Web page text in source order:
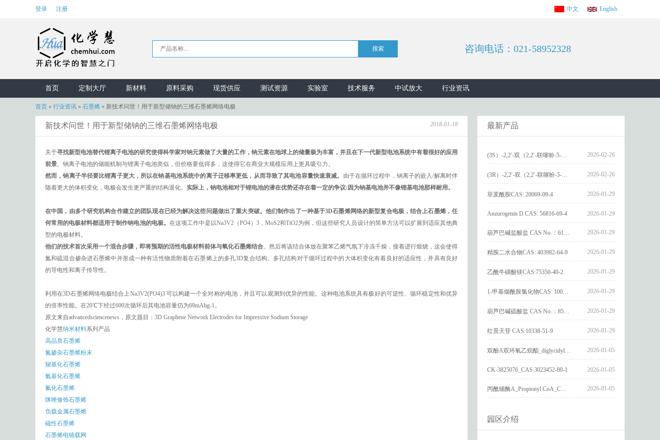
登录 注册 中文 English
咨询电话：021-58952328
首页 定制大厅 新材料 原料采购 现货供应 测试资源 实验室 技术服务 中试放大 行业资讯
首页 » 行业资讯 » 石墨烯 » 新技术问世！用于新型储钠的三维石墨烯网络电极
新技术问世！用于新型储钠的三维石墨烯网络电极 2018-01-18
关于寻找新型电池替代锂离子电池的研究使得科学家对钠元素做了大量的工作，钠元素在地球上的储量极为丰富，并且在下一代新型电池系统中有着很好的应用
前景。钠离子电池的储能机制与锂离子电池类似，但价格要低得多，这使得它在商业大规模应用上更具吸引力。
然而，钠离子半径要比锂离子更大，所以在钠基电池系统中的离子迁移率更低，从而导致了其电池容量快速衰减。
由于在循环过程中，钠离子的嵌入/解离时伴
随着更大的体积变化，电极会发生更严重的结构退化。 实际上，钠电池相对于锂电池的潜在优势还存在着一定的争议:因为钠基电池并不像锂基电池那样耐用。
在中国，由多个研究机构合作建立的团队现在已经为解决这些问题做出了重大突破。他们制作出了一种基于3D石墨烯网络的新型复合电极，结合上石墨烯，任
何常用的电极材料都适用于制作钠电池的电极。 在这项工作中是以Na3V2（PO4）3，MoS2和TiO2为例，但这些研究人员设计的简单方法可以扩展到适应其他典
型的电极材料。
他们的技术首次采用一个混合步骤，即将预期的活性电极材料前体与氧化石墨烯结合。然后将该结合体放在聚苯乙烯气氛下冷冻干燥，接着进行煅烧，这会使得
氮和硫混合掺杂进石墨烯中并形成一种有活性物质附着在石墨烯上的多孔3D复合结构。多孔结构对于循环过程中的大体积变化有着良好的适应性，并具有良好
的导电性和离子传导性。
利用在3D石墨烯网络电极结合上Na3V2(PO4)3 可以构建一个全对称的电池，并且可以观测到优异的性能。这种电池系统具有极好的可逆性、循环稳定性和优异
的倍率性能。在20℃下经过600次循环后其电池容量仍为69mAhg-1。
原文来自advancedsciencenews，原文题目：3D Graphene Network Electrodes for Impressive Sodium Storage
化学慧纳米材料系列产品
高品质石墨烯
氮掺杂石墨烯粉末
羧基化石墨烯
氨基化石墨烯
氟化石墨烯
咪唑修饰石墨烯
负载金属石墨烯
磁性石墨烯
石墨烯电镜载网
最新产品
2026-02-26
2026-02-26
荜茇酰胺CAS: 20069-09-4 2026-01-29
Anzurogenin D CAS: 56816-69-4 2026-01-29
2026-01-29
精胺二水合物CAS: 403982-64-9 2026-01-29
乙酰牛磺酸镁CAS:75350-40-2 2026-01-29
2026-01-29
2026-01-29
红景天苷 CAS:10338-51-9 2026-01-29
2026-01-05
CK-3825076_CAS:3023452-80-1 2026-01-05
2026-01-05
园区介绍